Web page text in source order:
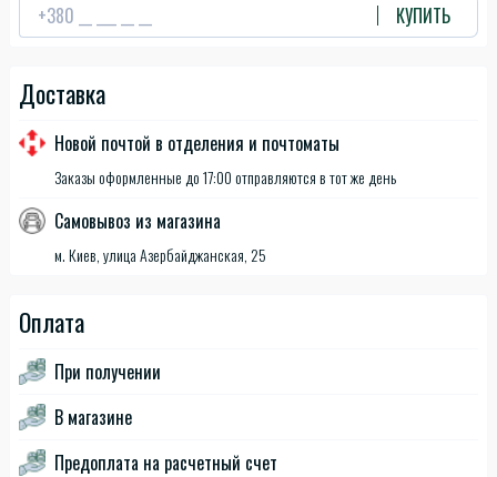
КУПИТЬ
Доставка
Новой почтой в отделения и почтоматы
Заказы оформленные до 17:00 отправляются в тот же день
Самовывоз из магазина
м. Киев, улица Азербайджанская, 25
Оплата
При получении
В магазине
Предоплата на расчетный счет